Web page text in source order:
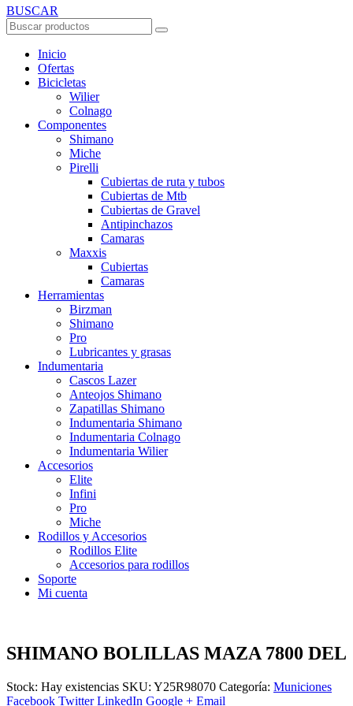
BUSCAR
Inicio
Ofertas
Bicicletas
Wilier
Colnago
Componentes
Shimano
Miche
Pirelli
Cubiertas de ruta y tubos
Cubiertas de Mtb
Cubiertas de Gravel
Antipinchazos
Camaras
Maxxis
Cubiertas
Camaras
Herramientas
Birzman
Shimano
Pro
Lubricantes y grasas
Indumentaria
Cascos Lazer
Anteojos Shimano
Zapatillas Shimano
Indumentaria Shimano
Indumentaria Colnago
Indumentaria Wilier
Accesorios
Elite
Infini
Pro
Miche
Rodillos y Accesorios
Rodillos Elite
Accesorios para rodillos
Soporte
Mi cuenta
SHIMANO BOLILLAS MAZA 7800 DEL
Stock: Hay existencias SKU: Y25R98070 Categoría: Municiones
Facebook Twitter LinkedIn Google + Email